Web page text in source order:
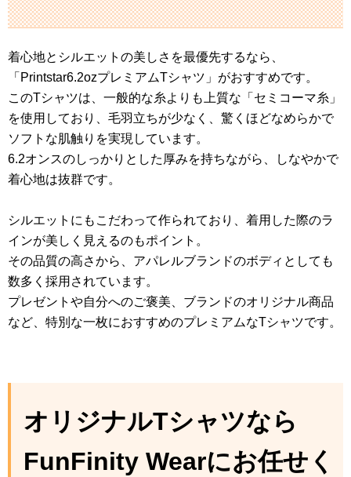
着心地とシルエットの美しさを最優先するなら、
「Printstar6.2ozプレミアムTシャツ」がおすすめです。
このTシャツは、一般的な糸よりも上質な「セミコーマ糸」
を使用しており、毛羽立ちが少なく、驚くほどなめらかで
ソフトな肌触りを実現しています。
6.2オンスのしっかりとした厚みを持ちながら、しなやかで
着心地は抜群です。
シルエットにもこだわって作られており、着用した際のラ
インが美しく見えるのもポイント。
その品質の高さから、アパレルブランドのボディとしても
数多く採用されています。
プレゼントや自分へのご褒美、ブランドのオリジナル商品
など、特別な一枚におすすめのプレミアムなTシャツです。
オリジナルTシャツなら
FunFinity Wearにお任せく